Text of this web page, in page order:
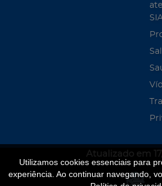
Utilizamos cookies essenciais para
experiência. Ao continuar navegando,
Atualizado em